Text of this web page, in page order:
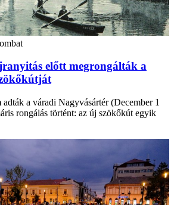
előtt megrongálták a
a váradi Nagyvásártér (December 1
rongálás történt: az új szökőkút egyik